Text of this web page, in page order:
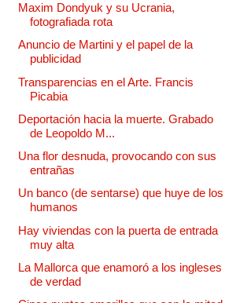
Maxim Dondyuk y su Ucrania,
fotografiada rota
Anuncio de Martini y el papel de la
publicidad
Transparencias en el Arte. Francis
Picabia
Deportación hacia la muerte. Grabado
de Leopoldo M...
Una flor desnuda, provocando con sus
entrañas
Un banco (de sentarse) que huye de los
humanos
Hay viviendas con la puerta de entrada
muy alta
La Mallorca que enamoró a los ingleses
de verdad